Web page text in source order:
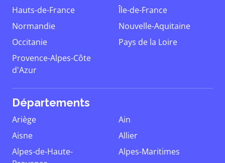
Hauts-de-France
Île-de-France
Normandie
Nouvelle-Aquitaine
Occitanie
Pays de la Loire
Provence-Alpes-Côte
d'Azur
Départements
Ariège
Ain
Aisne
Allier
Alpes-de-Haute-
Alpes-Maritimes